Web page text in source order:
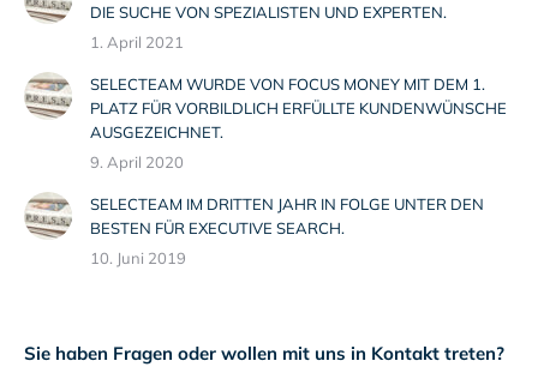
DIE SUCHE VON SPEZIALISTEN UND EXPERTEN.
1. April 2021
SELECTEAM WURDE VON FOCUS MONEY MIT DEM 1.
PLATZ FÜR VORBILDLICH ERFÜLLTE KUNDENWÜNSCHE
AUSGEZEICHNET.
9. April 2020
SELECTEAM IM DRITTEN JAHR IN FOLGE UNTER DEN
BESTEN FÜR EXECUTIVE SEARCH.
10. Juni 2019
Sie haben Fragen oder wollen mit uns in Kontakt treten?